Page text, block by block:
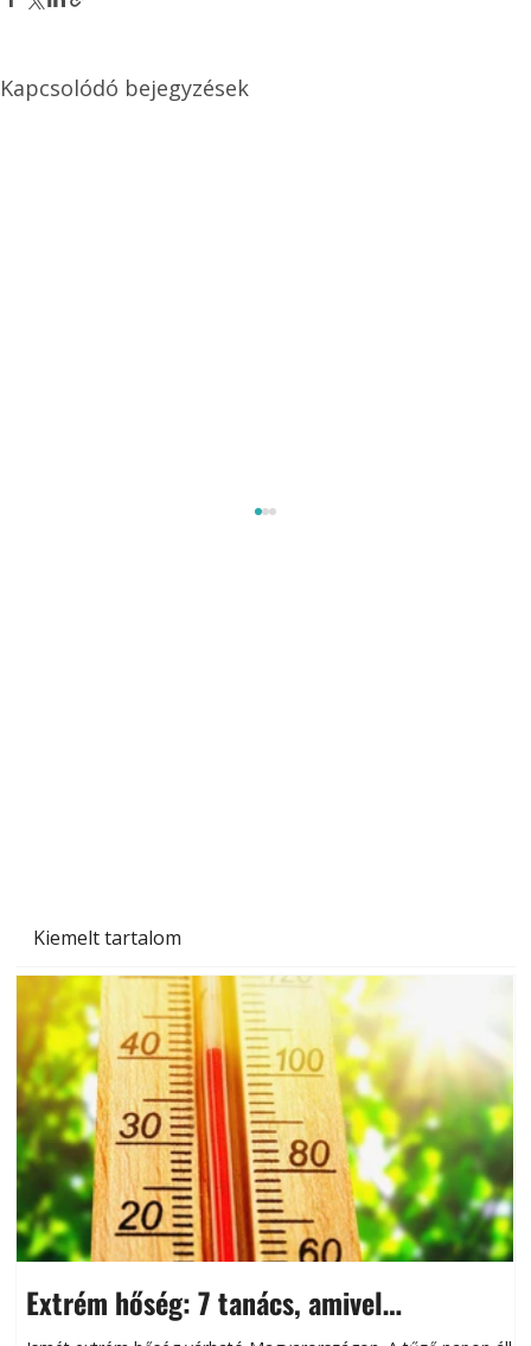
Kiemelt tartalom
Extrém hőség: 7 tanács, amivel
Kapcsolódó bejegyzések